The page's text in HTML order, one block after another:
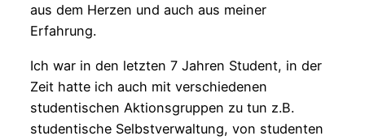
aus dem Herzen und auch aus meiner
Erfahrung.
Ich war in den letzten 7 Jahren Student, in der
Zeit hatte ich auch mit verschiedenen
studentischen Aktionsgruppen zu tun z.B.
studentische Selbstverwaltung, von studenten